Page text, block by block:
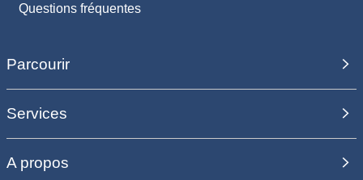
Questions fréquentes
Parcourir
Services
A propos